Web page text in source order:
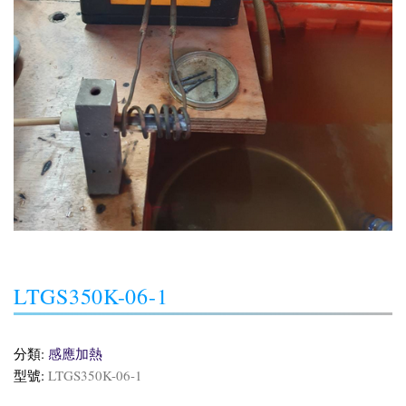
LTGS350K-06-1
分類: 感應加熱
型號: LTGS350K-06-1